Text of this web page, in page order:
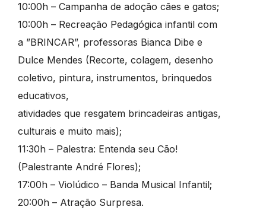
10:00h – Campanha de adoção cães e gatos;
10:00h – Recreação Pedagógica infantil com
a ”BRINCAR”, professoras Bianca Dibe e
Dulce Mendes (Recorte, colagem, desenho
coletivo, pintura, instrumentos, brinquedos
educativos,
atividades que resgatem brincadeiras antigas,
culturais e muito mais);
11:30h – Palestra: Entenda seu Cão!
(Palestrante André Flores);
17:00h – Violúdico – Banda Musical Infantil;
20:00h – Atração Surpresa.